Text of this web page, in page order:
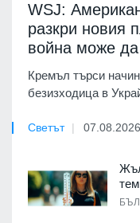
WSJ:
разкри новия
война може да
Кремъл търси
безизходица в
Светът